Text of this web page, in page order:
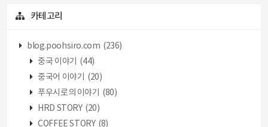
카테고리
blog.poohsiro.com (236)
중국 이야기
(44)
중국어 이야기
(20)
푸우시로의 이야기
(80)
HRD STORY (20)
COFFEE STORY (8)